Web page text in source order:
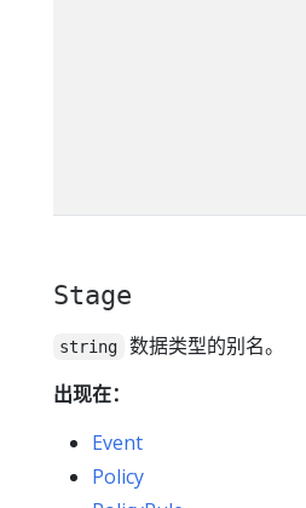
Stage
string
数据类型的别名。
出现在：
Event
Policy